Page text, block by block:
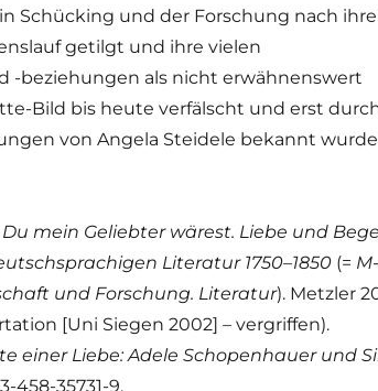
Schücking und der Forschung nach
getilgt und ihre vielen
-beziehungen als nicht erwähnenswert
Bild bis heute verfälscht und erst
von Angela Steidele bekannt
mein Geliebter wärest. Liebe und
Literatur 1750–1850(=
und Forschung. Literatur). Metzler
[Uni Siegen 2002] –vergriffen).
einer Liebe: Adele Schopenhauer und
458-35731-9.